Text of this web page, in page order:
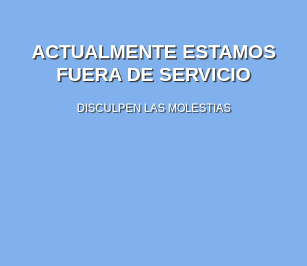
ACTUALMENTE ESTAMOS
FUERA DE SERVICIO
DISCULPEN LAS MOLESTIAS